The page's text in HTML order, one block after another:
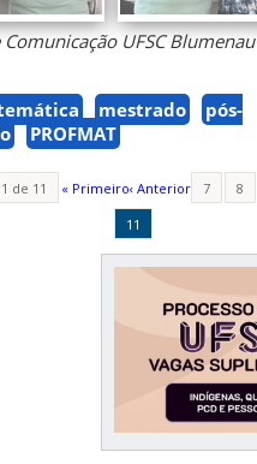
Comunicação UFSC Blumenau
mestrado
pós-
PROFMAT
de 11 « Primeiro‹ Anterior 7 8
11